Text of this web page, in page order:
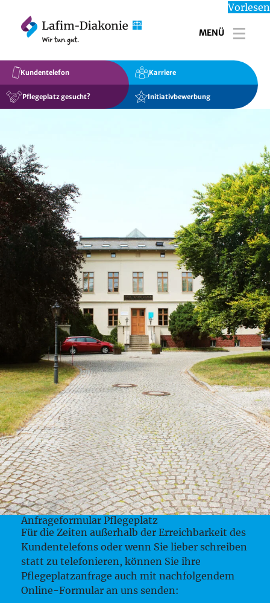
Vorlesen
MENÜ
Kundentelefon
Pflegeplatz gesucht?
Karriere
Initiativbewerbung
Anfrageformular Pflegeplatz
Für die Zeiten außerhalb der Erreichbarkeit des
Kundentelefons oder wenn Sie lieber schreiben
statt zu telefonieren, können Sie ihre
Pflegeplatzanfrage auch mit nachfolgendem
Online-Formular an uns senden: